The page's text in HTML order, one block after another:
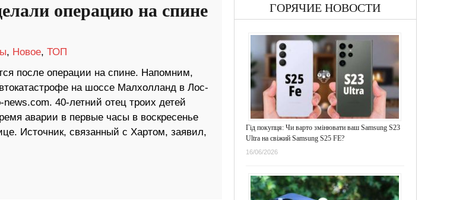
операцию на спине
, Новое, ТОП
после операции на спине. Напомним,
на шоссе Малхолланд в Лос-
40-летний отец троих детей
аварии в первые часы в воскресенье
Источник, связанный с Хартом, заявил,
ГОРЯЧИЕ НОВОСТИ
Гід покупця: Чи варто змінювати ваш Samsung S23
Ultra на свіжий Samsung S25 FE?
16/06/2026